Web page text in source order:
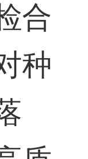
合
种